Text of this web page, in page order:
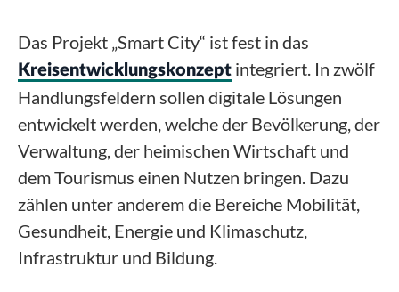
Das Projekt „Smart City“ ist fest in das
Kreisentwicklungskonzept integriert. In zwölf
Handlungsfeldern sollen digitale Lösungen
entwickelt werden, welche der Bevölkerung, der
Verwaltung, der heimischen Wirtschaft und
dem Tourismus einen Nutzen bringen. Dazu
zählen unter anderem die Bereiche Mobilität,
Gesundheit, Energie und Klimaschutz,
Infrastruktur und Bildung.